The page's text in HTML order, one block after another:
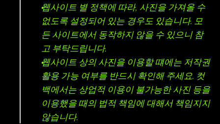
웹사이트 별 정책에 따라, 사진을 가져올 수
없도록 설정되어 있는 경우도 있습니다. 모
든 사이트에서 동작하지 않을 수 있으니 참
고 부탁드립니다.
웹사이트 상의 사진을 이용할 떄에는 저작권
활용 가능 여부를 반드시 확인해 주세요. 컷
백에서는 상업적 이용이 불가능한 사진 등을
이용했을 때의 법적 책임에 대해서 책임지지
않습니다.